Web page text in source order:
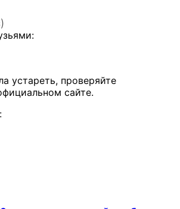
устареть, проверяйте
сайте.